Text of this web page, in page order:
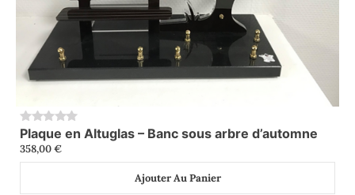
0
Plaque en Altuglas – Banc sous arbre d’automne
358,00€
Ajouter Au Panier